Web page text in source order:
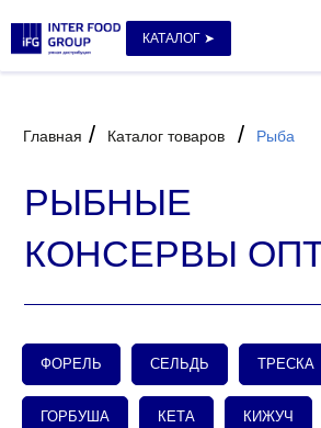
КАТАЛОГ ➤
РЫБНЫЕ
ФОРЕЛЬ СЕЛЬДЬ ТРЕСКА
ГОРБУША КЕТА КИЖУЧ